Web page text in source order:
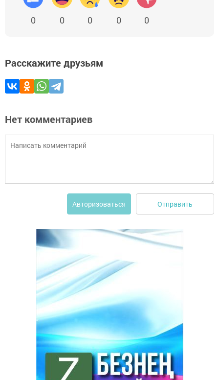
0 0 0 0 0
Расскажите друзьям
Нет комментариев
Авторизоваться Отправить